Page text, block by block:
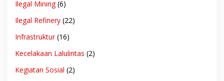
Ilegal Mining(6)
Ilegal Refinery (22)
Infrastruktur(16)
Kecelakaan Lalulintas (2)
Kegiatan Sosial (2)